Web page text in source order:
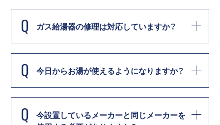
Q ガス給湯器の修理は対応していますか？
Q 今日からお湯が使えるようになりますか？
Q
今設置しているメーカーと同じメーカーを